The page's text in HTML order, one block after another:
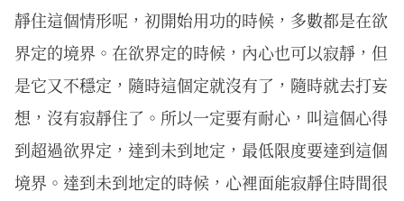
靜住這個情形呢，初開始用功的時候，多數都是在欲
界定的境界。在欲界定的時候，內心也可以寂靜，但
是它又不穩定，隨時這個定就沒有了，隨時就去打妄
想，沒有寂靜住了。所以一定要有耐心，叫這個心得
到超過欲界定，達到未到地定，最低限度要達到這個
境界。達到未到地定的時候，心裡面能寂靜住時間很